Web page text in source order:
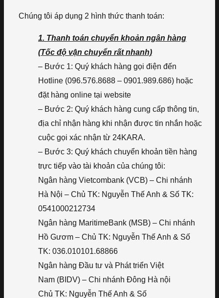
Chúng tôi áp dụng 2 hình thức thanh toán:
1. Thanh toán chuyển khoản ngân hàng
(Tốc độ vận chuyển rất nhanh)
– Bước 1: Quý khách hàng gọi điện đến
Hotline (096.576.8688 – 0901.989.686) hoặc
đặt hàng online tại website
– Bước 2: Quý khách hàng cung cấp thông tin,
địa chỉ nhận hàng khi nhận được tin nhắn hoặc
cuộc gọi xác nhận từ 24KARA.
– Bước 3: Quý khách chuyển khoản tiền hàng
trực tiếp vào tài khoản của chúng tôi:
Ngân hàng Vietcombank (VCB) – Chi nhánh
Hà Nội – Chủ TK: Nguyễn Thế Anh & Số TK:
0541000212734
Ngân hàng MaritimeBank (MSB) – Chi nhánh
Hồ Gươm – Chủ TK: Nguyễn Thế Anh & Số
TK: 036.010101.68866
Ngân hàng Đầu tư và Phát triển Việt
Nam (BIDV) – Chi nhánh Đông Hà nội
Chủ TK: Nguyễn Thế Anh & Số